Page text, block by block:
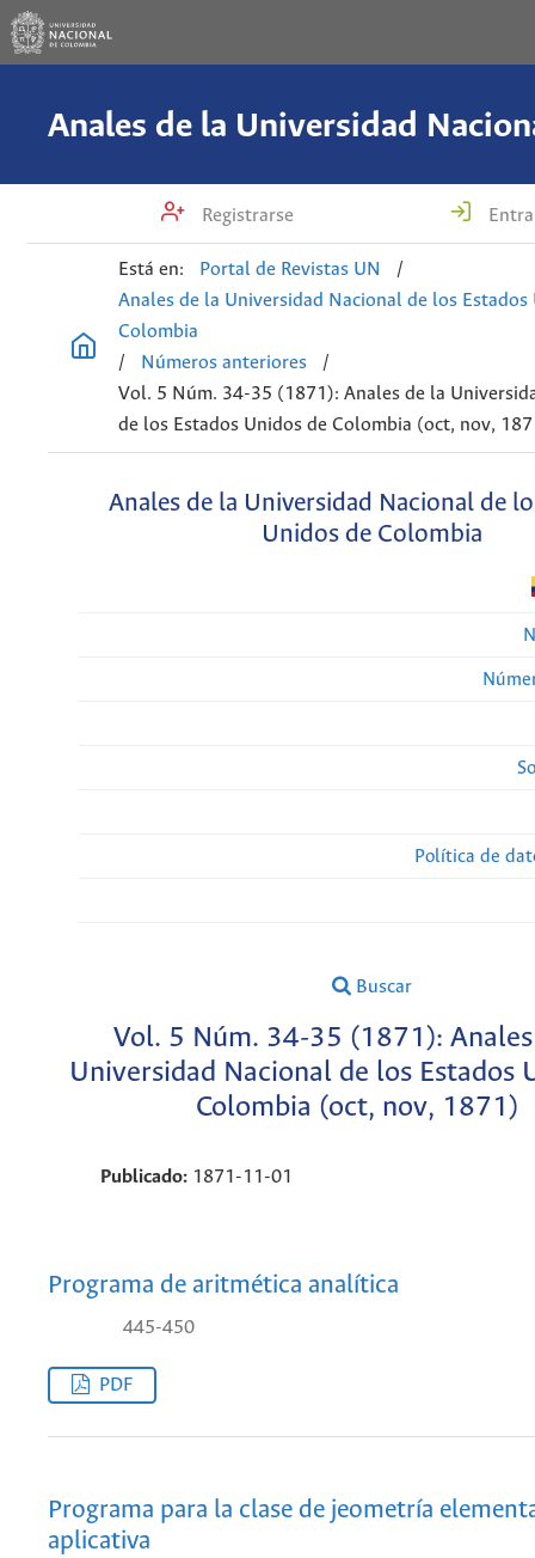
Registrarse
Está en: Portal de Revistas UN
/
Anales de la Universidad Nacional de los Estados
Colombia
/
Números anteriores
/
Vol. 5 Núm. 34-35 (1871): Anales de la
de los Estados Unidos de Colombia (oct, nov,
Anales de la Universidad Nacional de
Unidos de Colombia
Política de
Buscar
Vol. 5 Núm. 34-35 (1871):
Universidad Nacional de los Estados
Colombia (oct, nov, 1871)
Publicado: 1871-11-01
Programa de aritmética analítica
445-450
PDF
Programa para la clase de jeometría
aplicativa